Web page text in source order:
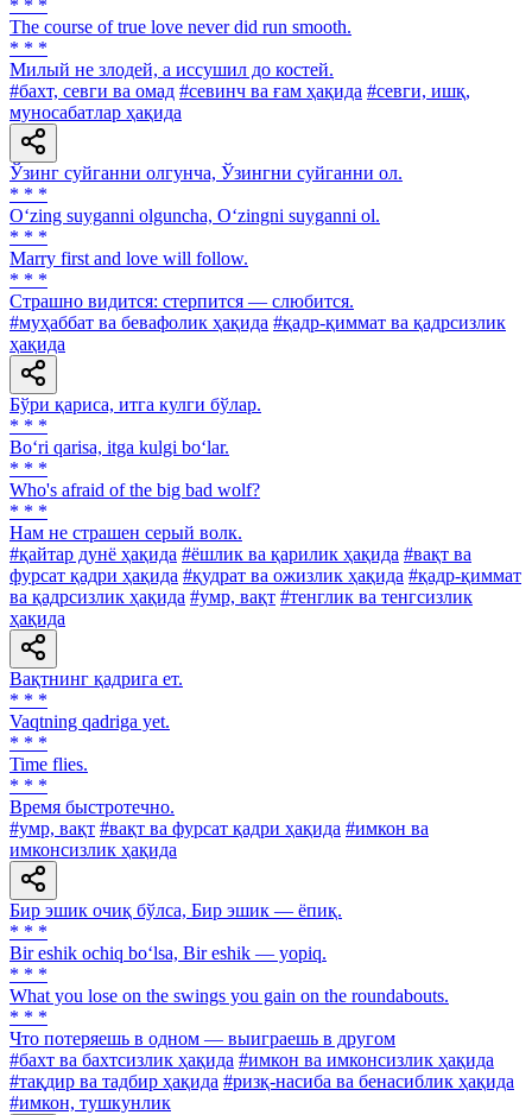
* * *
The course of true love never did run smooth.
* * *
Милый не злодей, а иссушил до костей.
#бахт, севги ва омад #севинч ва ғам ҳақида #севги, ишқ,
муносабатлар ҳақида
Ўзинг суйганни олгунча, Ўзингни суйганни ол.
* * *
O‘zing suyganni olguncha, O‘zingni suyganni ol.
* * *
Marry first and love will follow.
* * *
Страшно видится: стерпится — слюбится.
#муҳаббат ва бевафолик ҳақида #қадр-қиммат ва қадрсизлик
ҳақида
Бўри қариса, итга кулги бўлар.
* * *
Bo‘ri qarisa, itga kulgi bo‘lar.
* * *
Who's afraid of the big bad wolf?
* * *
Нам не страшен серый волк.
#қайтар дунё ҳақида #ёшлик ва қарилик ҳақида #вақт ва
фурсат қадри ҳақида #қудрат ва ожизлик ҳақида #қадр-қиммат
ва қадрсизлик ҳақида #умр, вақт #тенглик ва тенгсизлик
ҳақида
Вақтнинг қадрига ет.
* * *
Vaqtning qadriga yet.
* * *
Time flies.
* * *
Время быстротечно.
#умр, вақт #вақт ва фурсат қадри ҳақида #имкон ва
имконсизлик ҳақида
Бир эшик очиқ бўлса, Бир эшик — ёпиқ.
* * *
Bir eshik ochiq bo‘lsa, Bir eshik — yopiq.
* * *
What you lose on the swings you gain on the roundabouts.
* * *
Что потеряешь в одном — выиграешь в другом
#бахт ва бахтсизлик ҳақида #имкон ва имконсизлик ҳақида
#тақдир ва тадбир ҳақида #ризқ-насиба ва бенасиблик ҳақида
#имкон, тушкунлик